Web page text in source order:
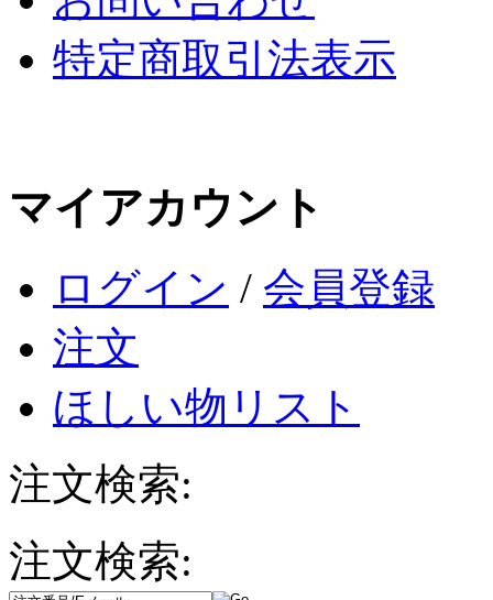
特定商取引法表示
マイアカウント
ログイン / 会員登録
注文
ほしい物リスト
注文検索:
注文検索: